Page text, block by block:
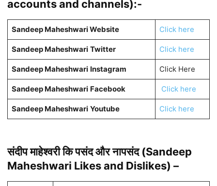
accounts and channels):-
Sandeep Maheshwari Website Click here
Sandeep Maheshwari Twitter Click here
Sandeep Maheshwari Instagram Click Here
Sandeep Maheshwari Facebook Click here
Sandeep Maheshwari Youtube Click here
संदीप माहेश्वरी कि पसंद और नापसंद (Sandeep
Maheshwari Likes and Dislikes) –